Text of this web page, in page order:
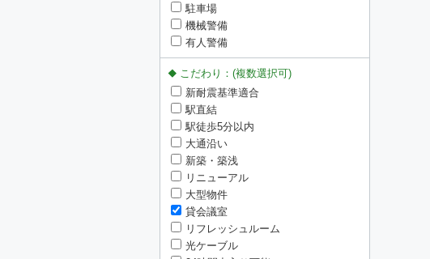
駐車場
機械警備
有人警備
こだわり：(複数選択可)
新耐震基準適合
駅直結
駅徒歩5分以内
大通沿い
新築・築浅
リニューアル
大型物件
貸会議室
リフレッシュルーム
光ケーブル